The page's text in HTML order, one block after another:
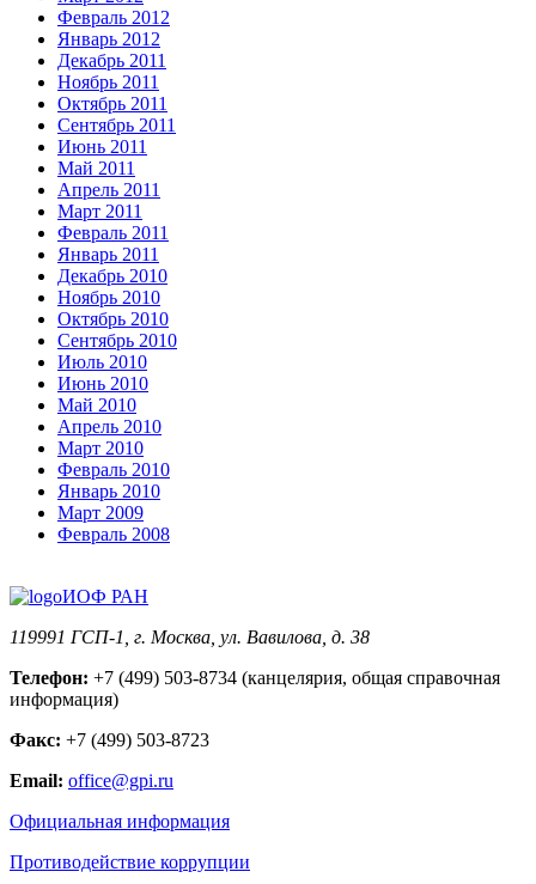
Февраль 2012
Январь 2012
Декабрь 2011
Ноябрь 2011
Октябрь 2011
Сентябрь 2011
Июнь 2011
Май 2011
Апрель 2011
Март 2011
Февраль 2011
Январь 2011
Декабрь 2010
Ноябрь 2010
Октябрь 2010
Сентябрь 2010
Июль 2010
Июнь 2010
Май 2010
Апрель 2010
Март 2010
Февраль 2010
Январь 2010
Март 2009
Февраль 2008
ИОФ РАН
119991 ГСП-1, г. Москва, ул. Вавилова, д. 38
Телефон: +7 (499) 503-8734 (канцелярия, общая справочная
информация)
Факс: +7 (499) 503-8723
Email: office@gpi.ru
Официальная информация
Противодействие коррупции